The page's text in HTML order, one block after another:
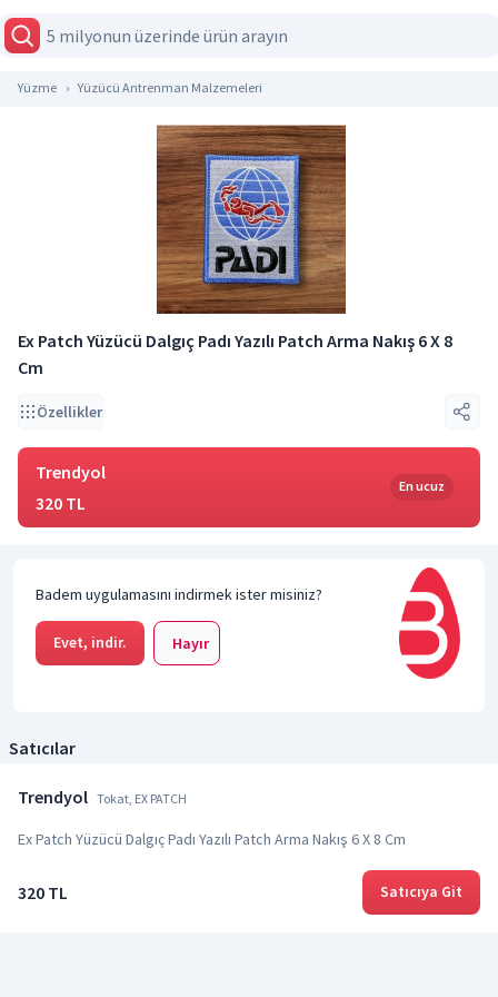
Yüzme Yüzücü Antrenman Malzemeleri
Ex Patch Yüzücü Dalgıç Padı Yazılı Patch Arma Nakış 6 X 8
Cm
Özellikler
Trendyol
320 TL
En ucuz
Badem uygulamasını indirmek ister misiniz?
Evet, indir. Hayır
Satıcılar
Trendyol Tokat, EX PATCH
Ex Patch Yüzücü Dalgıç Padı Yazılı Patch Arma Nakış 6 X 8 Cm
320 TL Satıcıya Git